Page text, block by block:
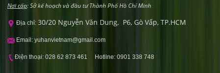
Nơi cấp: Sở kế hoạch và đầu tư Thành Phố Hồ Chí Minh
Địa chỉ: 30/20 Nguyễn Văn Dung, P6, Gò Vấp, TP.HCM
Email: yuhanvietnam@gmail.com
Điện thoại: 028 62 873 461 Hotline: 0901 338 748